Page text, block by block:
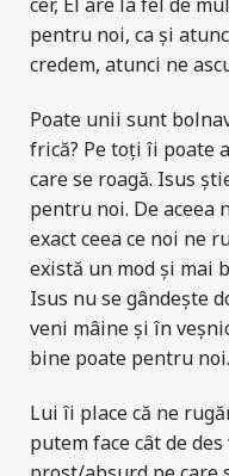
cer, El are la fel de
pentru noi, ca și
credem, atunci ne
Poate unii sunt
frică? Pe toți îi poate
care se roagă. Isus
pentru noi. De aceea
exact ceea ce noi ne
există un mod și mai
Isus nu se gândește
veni mâine și în
bine poate pentru noi.
Lui îi place că ne
putem face cât de